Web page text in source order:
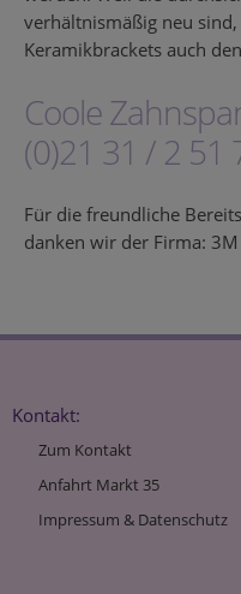
verhältnismäßig neu
Keramikbrackets auch
Coole
(0)21 31 / 2 51
Für die freundliche
danken wir der Firma:
Kontakt:
Zum Kontakt
Anfahrt Markt 35
Impressum & Datenschutz